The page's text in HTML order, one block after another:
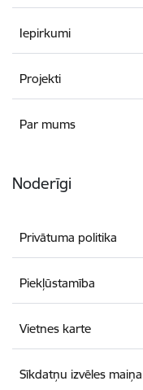
Iepirkumi
Projekti
Par mums
Noderīgi
Privātuma politika
Piekļūstamība
Vietnes karte
Sīkdatņu izvēles maiņa